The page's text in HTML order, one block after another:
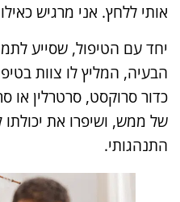
אותי ללחץ. אני מרגיש
יחד עם הטיפול, שסייע
הבעיה, המליץ לו צוות
כדור סרוקסט, סרטרלין או
של ממש, ושיפרו את יכולתו
התנהגותי.